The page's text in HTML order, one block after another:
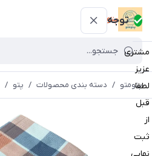
توجه
مشتری
عزیز
لطفا
قبل
از
ثبت
پتومتو
پتومتو / دسته بندی محصولات / پتو /